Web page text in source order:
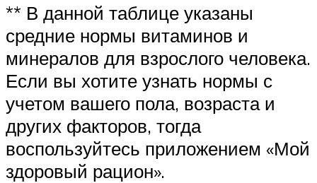
** В данной таблице указаны
средние нормы витаминов и
минералов для взрослого человека.
Если вы хотите узнать нормы с
учетом вашего пола, возраста и
других факторов, тогда
воспользуйтесь приложением «Мой
здоровый рацион».